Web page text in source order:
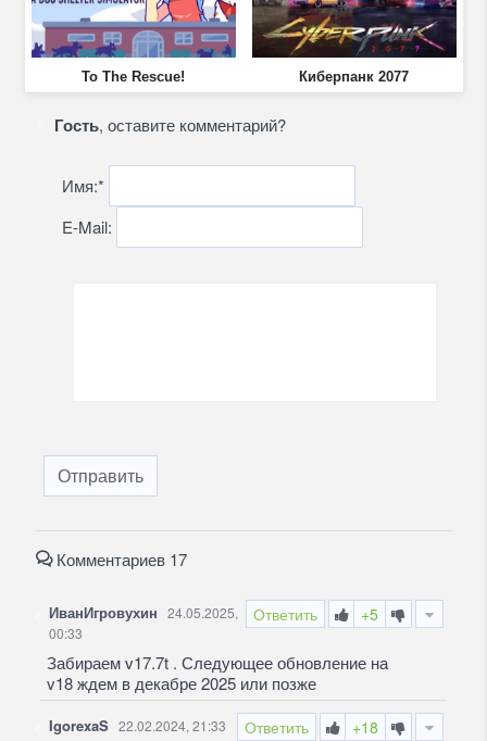
To The Rescue! Киберпанк 2077
Гость, оставите комментарий?
Имя:*
E-Mail:
Отправить
Комментариев 17
Ответить +5
ИванИгровухин 24.05.2025,
00:33
Забираем v17.7t . Следующее обновление на
v18 ждем в декабре 2025 или позже
Ответить +18
IgorexaS 22.02.2024, 21:33